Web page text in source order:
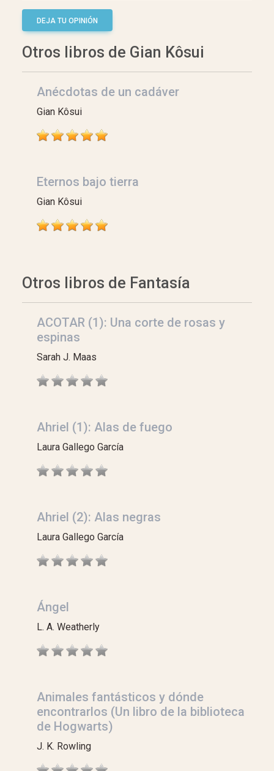
DEJA TU OPINIÓN
Otros libros de Gian Kôsui
Anécdotas de un cadáver
Gian Kôsui
Eternos bajo tierra
Gian Kôsui
Otros libros de Fantasía
ACOTAR (1): Una corte de rosas y
espinas
Sarah J. Maas
Ahriel (1): Alas de fuego
Laura Gallego García
Ahriel (2): Alas negras
Laura Gallego García
Ángel
L. A. Weatherly
Animales fantásticos y dónde
encontrarlos (Un libro de la biblioteca
de Hogwarts)
J. K. Rowling